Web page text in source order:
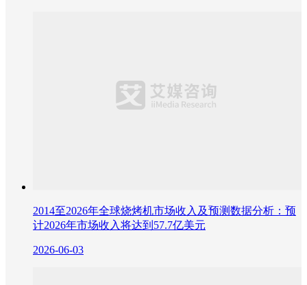
2014至2026年全球烧烤机市场收入及预测数据分析：预
计2026年市场收入将达到57.7亿美元
2026-06-03